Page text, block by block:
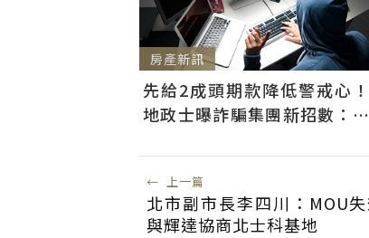
房產新訊
先給2成頭期款降低警戒心！
地政士曝詐騙集團新招數：偷
← 上一篇
北市副市長李四川：MOU
與輝達協商北士科基地